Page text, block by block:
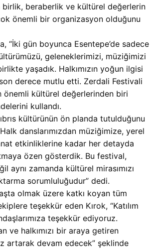
birlik, beraberlik ve kültürel değerlerin
önemli bir organizasyon olduğunu
“İki gün boyunca Esentepe’de sadece
geleneklerimizi, müziğimizi
yaşadık. Halkımızın yoğun ilgisi
derece mutlu etti. Zerdali Festivali
önemli kültürel değerlerinden biri
kullandı.
kültürünün ön planda tutulduğunu
danslarımızdan müziğimize, yerel
etkinliklerine kadar her detayda
özen gösterdik. Bu festival,
aynı zamanda kültürel mirasımızı
sorumluluğudur” dedi.
olmak üzere katkı koyan tüm
teşekkür eden Kırok, “Katılım
teşekkür ediyoruz.
ve halkımızı bir araya getiren
artarak devam edecek” şeklinde